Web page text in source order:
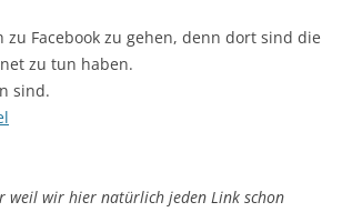
Facebook zu gehen, denn dort sind die
zu tun haben.
sind.
weil wir hier natürlich jeden Link schon